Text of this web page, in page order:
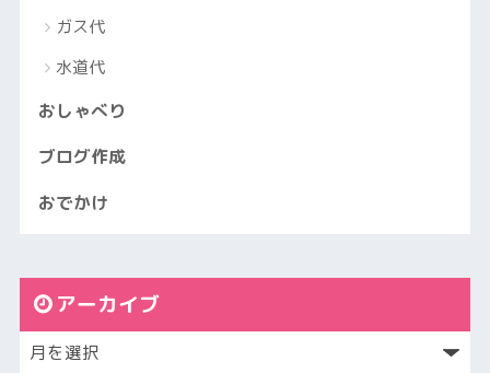
ガス代
水道代
おしゃべり
ブログ作成
おでかけ
アーカイブ